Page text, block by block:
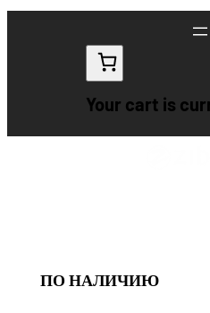
содержимому
Your cart is
ПО НАЛИЧИЮ